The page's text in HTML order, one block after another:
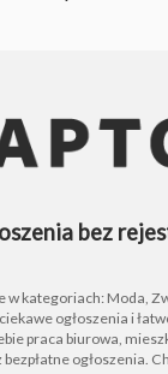
bez
w kategoriach: Moda,
ogłoszenia i
praca biurowa,
ogłoszenia.